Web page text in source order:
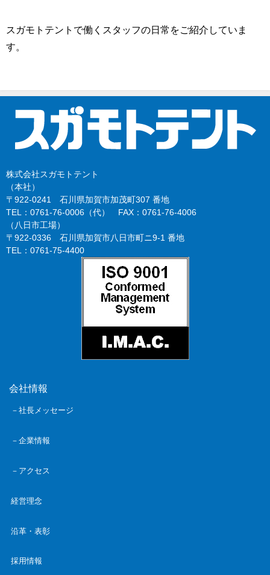
スガモトテントで働くスタッフの日常をご紹介していま
す。
株式会社スガモトテント
（本社）
〒922-0241 石川県加賀市加茂町307 番地
TEL：0761-76-0006（代） FAX：0761-76-4006
（八日市工場）
〒922-0336 石川県加賀市八日市町ニ9-1 番地
TEL：0761-75-4400
会社情報
－社長メッセージ
－企業情報
－アクセス
経営理念
沿革・表彰
採用情報